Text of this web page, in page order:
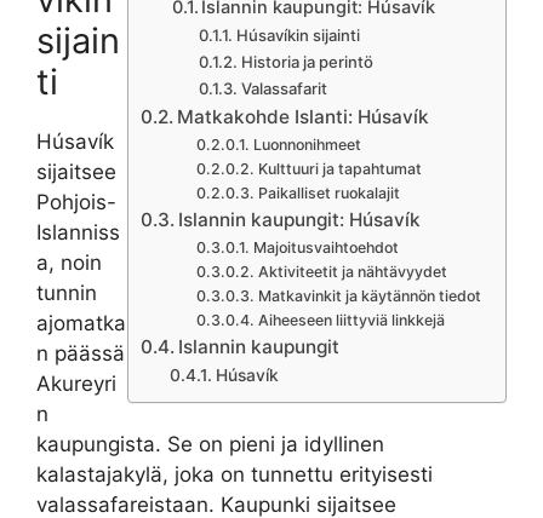
Islannin kaupungit: Húsavík
Húsavíkin sijainti
Historia ja perintö
Valassafarit
Matkakohde Islanti: Húsavík
Luonnonihmeet
Kulttuuri ja tapahtumat
Paikalliset ruokalajit
Islannin kaupungit: Húsavík
Majoitusvaihtoehdot
Aktiviteetit ja nähtävyydet
Matkavinkit ja käytännön tiedot
Aiheeseen liittyviä linkkejä
Islannin kaupungit
Húsavík
sijain
ti
Húsavík
sijaitsee
Pohjois-
Islanniss
a, noin
tunnin
ajomatka
n päässä
Akureyri
n
kaupungista. Se on pieni ja idyllinen
kalastajakylä, joka on tunnettu erityisesti
valassafareistaan. Kaupunki sijaitsee